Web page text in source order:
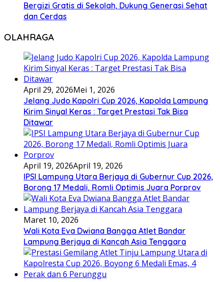
Bergizi Gratis di Sekolah, Dukung Generasi Sehat
dan Cerdas
OLAHRAGA
April 29, 2026Mei 1, 2026
Jelang Judo Kapolri Cup 2026, Kapolda Lampung
Kirim Sinyal Keras : Target Prestasi Tak Bisa
Ditawar
April 19, 2026April 19, 2026
IPSI Lampung Utara Berjaya di Gubernur Cup 2026,
Borong 17 Medali, Romli Optimis Juara Porprov
Maret 10, 2026
Wali Kota Eva Dwiana Bangga Atlet Bandar
Lampung Berjaya di Kancah Asia Tenggara